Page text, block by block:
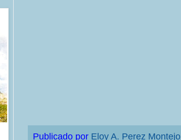
Publicado por Eloy A. Perez Montejo